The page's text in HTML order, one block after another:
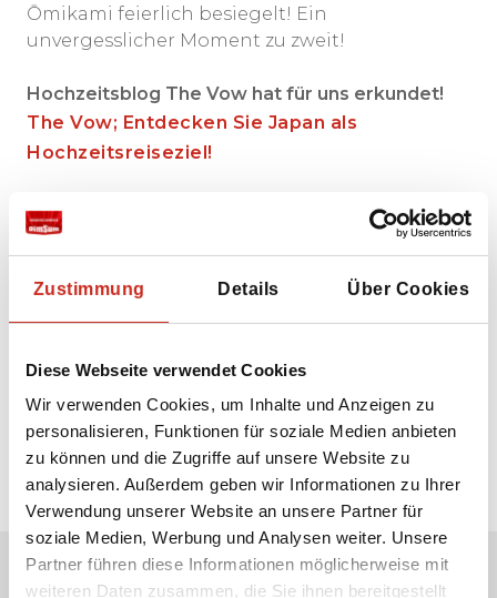
Zustimmung Details Über Cookies
Diese Webseite verwendet Cookies
Wir verwenden Cookies, um Inhalte und Anzeigen zu
personalisieren, Funktionen für soziale Medien anbieten
zu können und die Zugriffe auf unsere Website zu
analysieren. Außerdem geben wir Informationen zu Ihrer
Verwendung unserer Website an unsere Partner für
soziale Medien, Werbung und Analysen weiter. Unsere
Partner führen diese Informationen möglicherweise mit
weiteren Daten zusammen, die Sie ihnen bereitgestellt
Ōmikami feierlich besiegelt! Ein
unvergesslicher Moment zu zweit!
Hochzeitsblog The Vow hat für uns erkundet!
The Vow; Entdecken Sie Japan als
Hochzeitsreiseziel!